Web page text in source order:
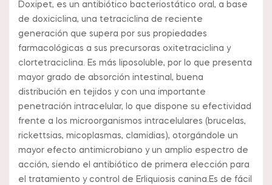
Doxipet, es un antibiótico bacteriostático oral, a base
de doxiciclina, una tetraciclina de reciente
generación que supera por sus propiedades
farmacológicas a sus precursoras oxitetraciclina y
clortetraciclina. Es más liposoluble, por lo que presenta
mayor grado de absorción intestinal, buena
distribución en tejidos y con una importante
penetración intracelular, lo que dispone su efectividad
frente a los microorganismos intracelulares (brucelas,
rickettsias, micoplasmas, clamidias), otorgándole un
mayor efecto antimicrobiano y un amplio espectro de
acción, siendo el antibiótico de primera elección para
el tratamiento y control de Erliquiosis canina.Es de fácil